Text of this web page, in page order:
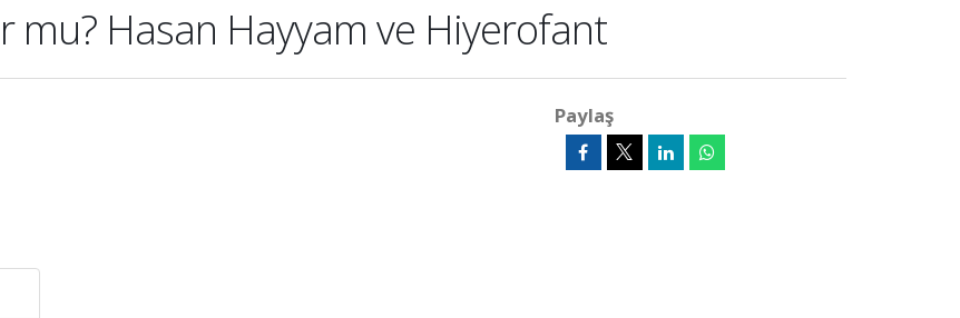
mu? Hasan Hayyam ve Hiyerofant
Paylaş